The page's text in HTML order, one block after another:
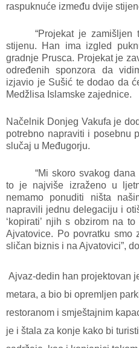
raspuknuće između dvije
“Projekat je
stijenu. Han ima izgled
gradnje Prusca. Projekat je
određenih sponzora da
izjavio je Sušić te dodao da
Medžlisa Islamske zajednice.
Načelnik Donjeg Vakufa je
potrebno napraviti i posebnu
slučaj u Međugorju.
“Mi skoro svakog
to je najviše izraženo u
nemamo ponuditi ništa
napravili jednu delegaciju i
‘kopirati’ njih s obzirom na
Ajvatovice. Po povratku smo
sličan biznis i na Ajvatovici”,
Ajvaz-dedin han projektovan
metara, a bio bi opremljen
restoranom i smještajnim
je i štala za konje kako bi